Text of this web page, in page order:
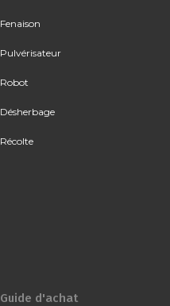
Fenaison
Pulvérisateur
Robot
Désherbage
Récolte
Guide d'achat